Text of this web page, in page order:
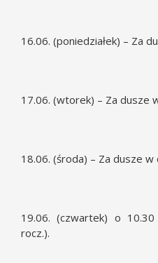
16.06. (poniedziałek) – Za
17.06. (wtorek) – Za dusze
18.06. (środa) – Za dusze w
19.06. (czwartek) o
rocz.).